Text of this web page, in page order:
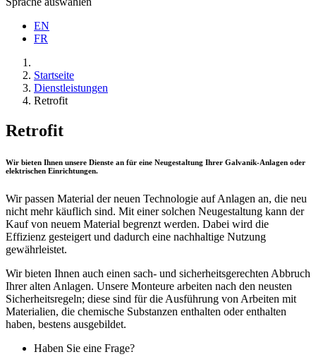
EN
FR
Startseite
Dienstleistungen
Retrofit
Retrofit
Wir bieten Ihnen unsere Dienste an für eine Neugestaltung Ihrer Galvanik-Anlagen oder
elektrischen Einrichtungen.
Wir passen Material der neuen Technologie auf Anlagen an, die neu
nicht mehr käuflich sind. Mit einer solchen Neugestaltung kann der
Kauf von neuem Material begrenzt werden. Dabei wird die
Effizienz gesteigert und dadurch eine nachhaltige Nutzung
gewährleistet.
Wir bieten Ihnen auch einen sach- und sicherheitsgerechten Abbruch
Ihrer alten Anlagen. Unsere Monteure arbeiten nach den neusten
Sicherheitsregeln; diese sind für die Ausführung von Arbeiten mit
Materialien, die chemische Substanzen enthalten oder enthalten
haben, bestens ausgebildet.
Haben Sie eine Frage?